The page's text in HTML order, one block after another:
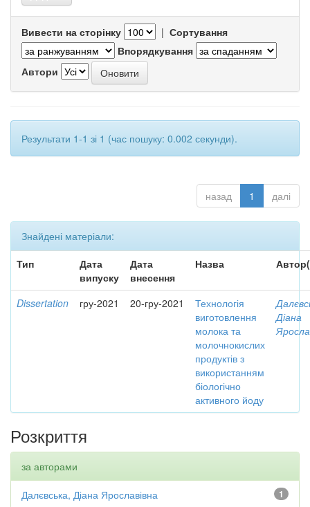
Вивести на сторінку | Сортування
Впорядкування
Автори
Результати 1-1 зі 1 (час пошуку: 0.002 секунди).
назад 1 далі
Знайдені матеріали:
Тип
Дата
випуску
Дата
внесення
Назва
Dissertation гру-2021 20-гру-2021
Технологія
виготовлення
молока та
молочнокислих
продуктів з
використанням
біологічно
активного йоду
Діана
Розкриття
за авторами
1
Далєвська, Діана Ярославівна